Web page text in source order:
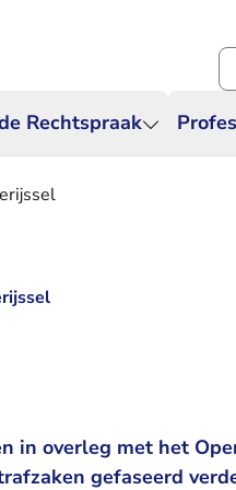
Rechtspraak
in overleg met het
gefaseerd